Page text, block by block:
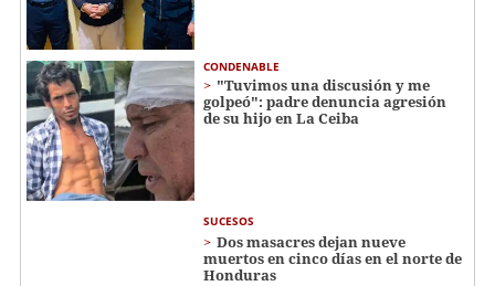
CONDENABLE
"Tuvimos una discusión y me
golpeó": padre denuncia agresión
de su hijo en La Ceiba
SUCESOS
Dos masacres dejan nueve
muertos en cinco días en el norte de
Honduras